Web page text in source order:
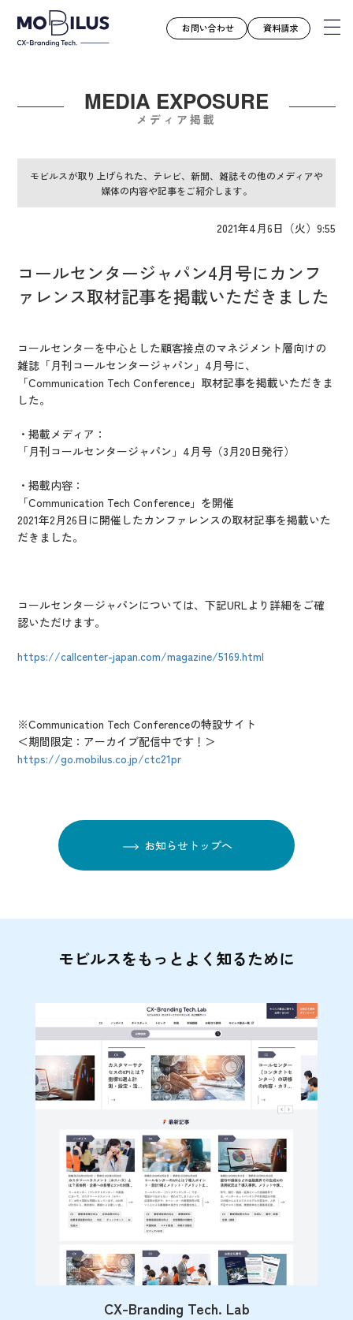
モビルスとは
導入事例
ユースケース
お役立ち資料
会社案内
IR情報
CX向上情報サイト
お問い合わせ 資料請求
MEDIA EXPOSURE
メディア掲載
モビルスが取り上げられた、テレビ、新聞、雑誌その他のメディアや
媒体の内容や記事をご紹介します。
2021年4月6日（火）9:55
コールセンタージャパン4月号にカンフ
ァレンス取材記事を掲載いただきました
コールセンターを中心とした顧客接点のマネジメント層向けの
雑誌「月刊コールセンタージャパン」4月号に、
「Communication Tech Conference」取材記事を掲載いただきま
した。
・掲載メディア：
「月刊コールセンタージャパン」4月号（3月20日発行）
・掲載内容：
「Communication Tech Conference」を開催
2021年2月26日に開催したカンファレンスの取材記事を掲載いた
だきました。
コールセンタージャパンについては、下記URLより詳細をご確
認いただけます。
https://callcenter-japan.com/magazine/5169.html
※Communication Tech Conferenceの特設サイト
＜期間限定：アーカイブ配信中です！＞
https://go.mobilus.co.jp/ctc21pr
お知らせトップへ
モビルスをもっとよく知るために
CX-Branding Tech. Lab